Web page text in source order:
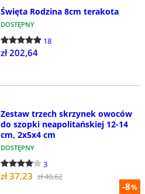
Święta Rodzina 8cm terakota
DOSTĘPNY
18
zł 202,64
-8%
Zestaw trzech skrzynek owoców
do szopki neapolitańskiej 12-14
cm, 2x5x4 cm
DOSTĘPNY
3
zł 37,23 zł 40,62